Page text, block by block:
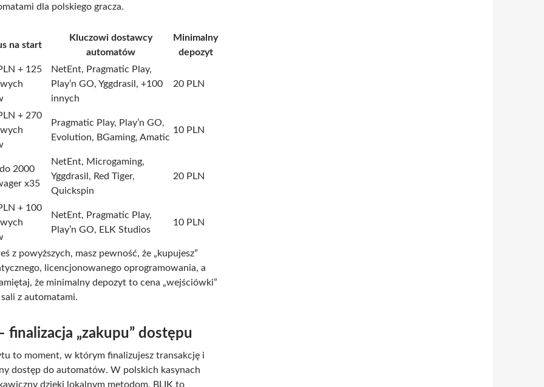
dla polskiego gracza.
na start
Kluczowi dostawcy
automatów
Minimalny
depozyt
+ 125
NetEnt, Pragmatic Play,
Play’n GO, Yggdrasil, +100
innych
20 PLN
+ 270
Pragmatic Play, Play’n GO,
Evolution, BGaming, Amatic
10 PLN
2000
x35
NetEnt, Microgaming,
Yggdrasil, Red Tiger,
Quickspin
20 PLN
+ 100
NetEnt, Pragmatic Play,
Play’n GO, ELK Studios
10 PLN
z powyższych, masz pewność, że „kupujesz”
licencjonowanego oprogramowania, a
że minimalny depozyt to cena „wejściówki”
z automatami.
finalizacja „zakupu” dostępu
to moment, w którym finalizujesz transakcję i
dostęp do automatów. W polskich kasynach
dzięki lokalnym metodom. BLIK to